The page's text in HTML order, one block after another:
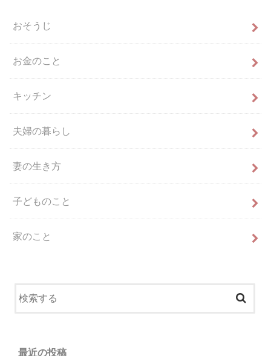
おそうじ
お金のこと
キッチン
夫婦の暮らし
妻の生き方
子どものこと
家のこと
最近の投稿